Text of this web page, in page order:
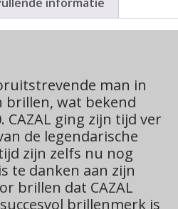
man in
wat bekend
CAZAL ging zijn tijd ver
de legendarische
zijn zelfs nu nog
te danken aan zijn
brillen dat CAZAL
brillenmerk is